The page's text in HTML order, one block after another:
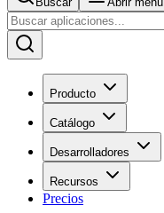
Producto
Catálogo
Desarrolladores
Recursos
Precios